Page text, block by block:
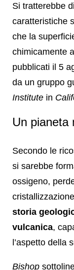
Si tratterebbe
caratteristiche
che la
chimicamente
pubblicati il 5
da un gruppo
Institute in
Un pianeta
Secondo le
si sarebbe
ossigeno,
storia
vulcanica,
l’aspetto della
Bishop